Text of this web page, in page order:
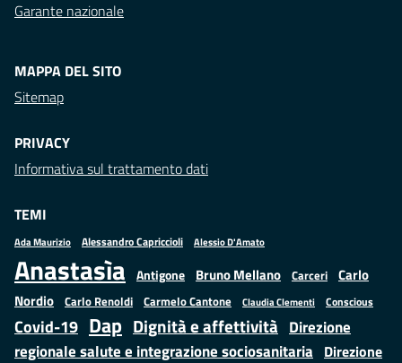
Garante nazionale
MAPPA DEL SITO
Sitemap
PRIVACY
Informativa sul trattamento dati
TEMI
Ada Maurizio Alessandro Capriccioli Alessio D'Amato
Anastasìa Antigone Bruno Mellano Carceri
Carlo
Nordio Carlo Renoldi Carmelo Cantone Claudia Clementi Conscious
Covid-19 Dap Dignità e affettività Direzione
regionale salute e integrazione sociosanitaria Direzione